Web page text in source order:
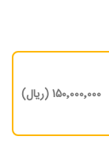
150٬000٬000 (ریال)